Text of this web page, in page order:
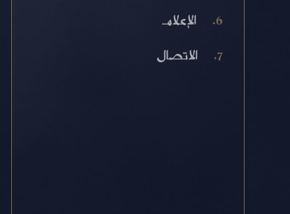
الإعلام
الاتصال